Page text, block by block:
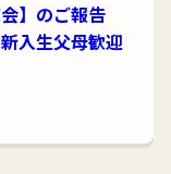
】のご報告
入生父母歓迎